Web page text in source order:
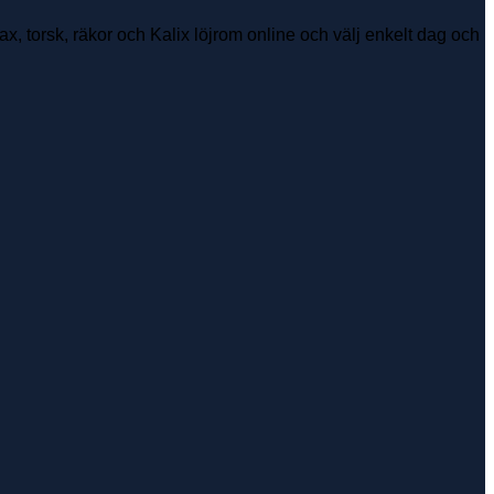
torsk, räkor och Kalix löjrom online och välj enkelt dag och